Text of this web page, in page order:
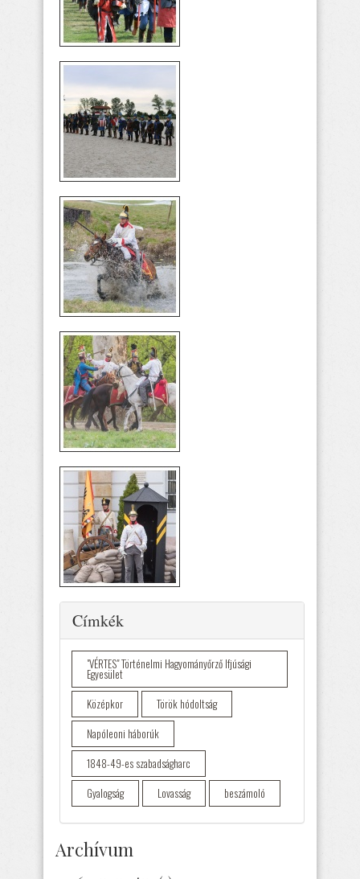
Elrejtés
Címkék
"VÉRTES" Történelmi Hagyományőrző Ifjúsági
Egyesület
Középkor
Török hódoltság
Napóleoni háborúk
1848-49-es szabadságharc
Gyalogság
Lovasság beszámoló
Archívum